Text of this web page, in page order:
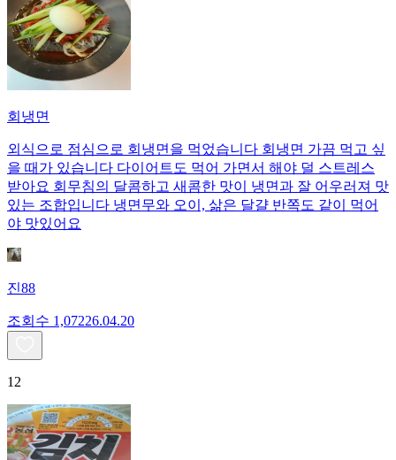
회냉면
외식으로 점심으로 회냉면을 먹었습니다 회냉면 가끔 먹고 싶
을 때가 있습니다 다이어트도 먹어 가면서 해야 덜 스트레스
받아요 회무침의 달콤하고 새콤한 맛이 냉면과 잘 어우러져 맛
있는 조합입니다 냉면무와 오이, 삶은 달걀 반쪽도 같이 먹어
야 맛있어요
진88
조회수 1,07226.04.20
12